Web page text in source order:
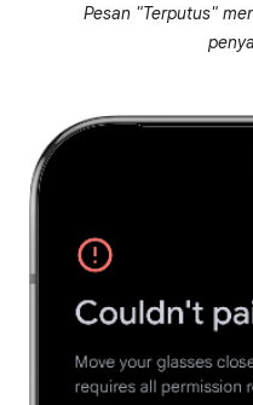
Pesan "Terputus"